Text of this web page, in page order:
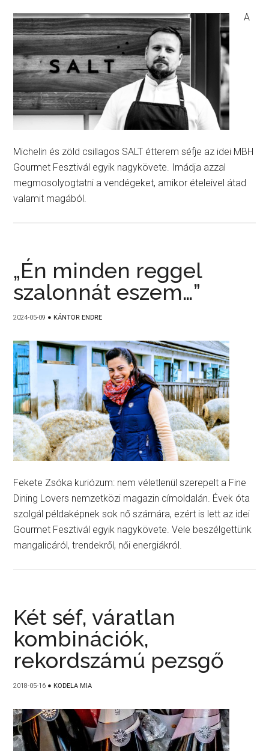
A
Michelin és zöld csillagos SALT étterem séfje az idei MBH
Gourmet Fesztivál egyik nagykövete. Imádja azzal
megmosolyogtatni a vendégeket, amikor ételeivel átad
valamit magából.
„Én minden reggel
szalonnát eszem…”
2024-05-09 ● KÁNTOR ENDRE
Fekete Zsóka kuriózum: nem véletlenül szerepelt a Fine
Dining Lovers nemzetközi magazin címoldalán. Évek óta
szolgál példaképnek sok nő számára, ezért is lett az idei
Gourmet Fesztivál egyik nagykövete. Vele beszélgettünk
mangalicáról, trendekről, női energiákról.
Két séf, váratlan
kombinációk,
rekordszámú pezsgő
2018-05-16 ● KODELA MIA